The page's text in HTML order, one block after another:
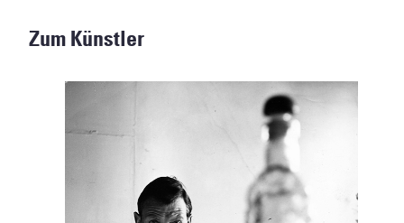
Zum Künstler